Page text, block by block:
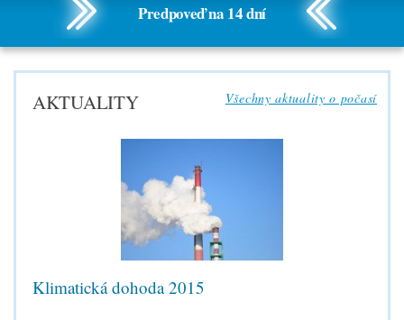
Predpoveď na 14 dní
Všechny aktuality o počasí
AKTUALITY
Klimatická dohoda 2015